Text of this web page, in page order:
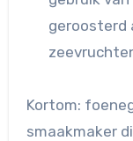
geroosterd
Kortom:
smaakmaker